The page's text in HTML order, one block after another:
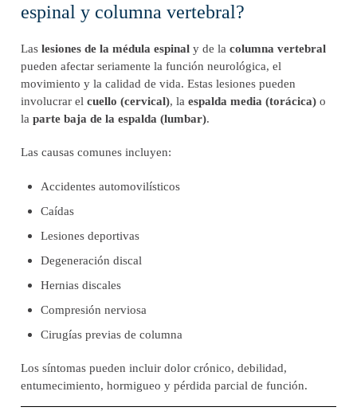
espinal y columna vertebral?
Las lesiones de la médula espinal y de la columna vertebral
pueden afectar seriamente la función neurológica, el
movimiento y la calidad de vida. Estas lesiones pueden
involucrar el cuello (cervical), la espalda media (torácica) o
la parte baja de la espalda (lumbar).
Las causas comunes incluyen:
Accidentes automovilísticos
Caídas
Lesiones deportivas
Degeneración discal
Hernias discales
Compresión nerviosa
Cirugías previas de columna
Los síntomas pueden incluir dolor crónico, debilidad,
entumecimiento, hormigueo y pérdida parcial de función.